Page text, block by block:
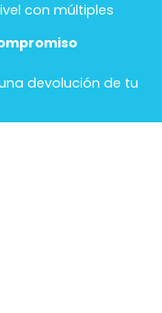
con múltiples
devolución de tu